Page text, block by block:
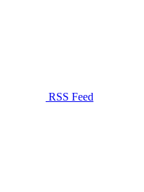
RSS Feed